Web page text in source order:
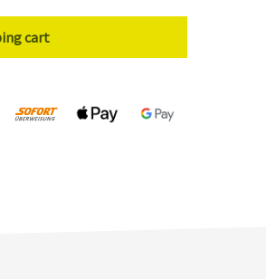
cart